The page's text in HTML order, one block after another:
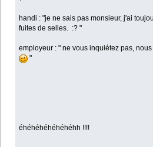
handi : "je ne sais pas monsieur, j'ai
fuites de selles. :? "
employeur : " ne vous inquiétez pas,
"
éhéhéhéhéhéhéhh !!!!